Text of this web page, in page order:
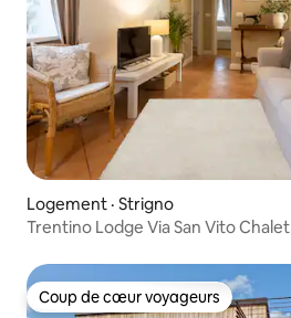
Logement · Strigno
Trentino Lodge Via San Vito Chalet
Coup de cœur voyageurs
Coup de cœur voyageurs